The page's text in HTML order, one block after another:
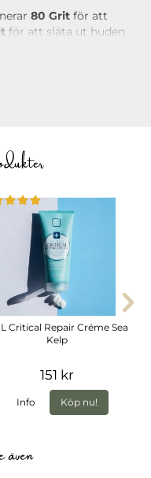
80 Grit för att
för att släta ut huden
salongsbehandlingar
Critical Repair Créme Sea
Kelp
151 kr
Info Köp nu!